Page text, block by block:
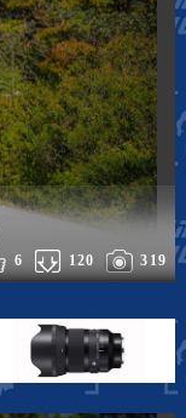
319
120
6